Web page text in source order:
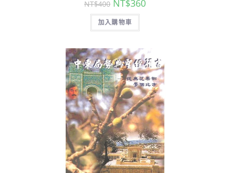
NT$400 NT$360
加入購物車